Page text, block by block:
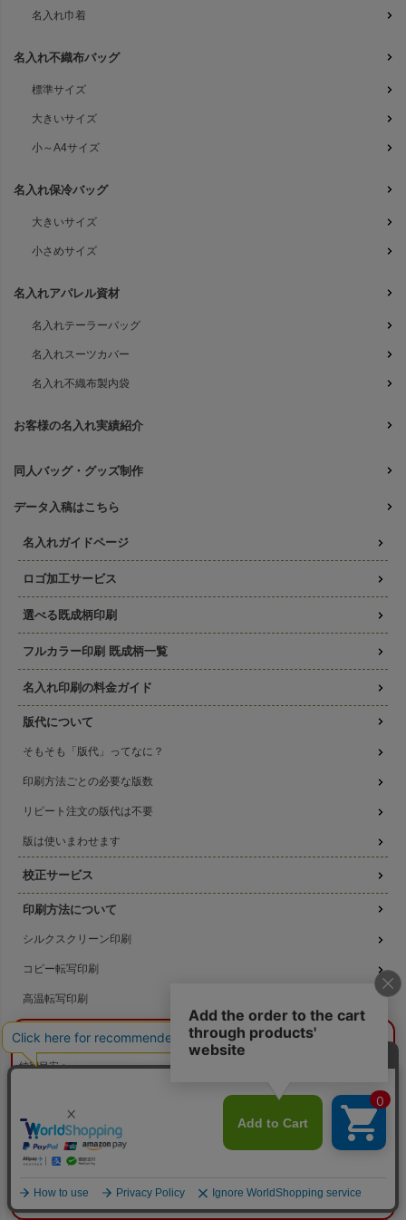
概算合計 ¥0 閉じる
納期目安：—
本体色：
選択してください
印刷位置：選択してください
印刷色：—
本体代：¥0
印刷代：¥0
名入れ巾着
名入れ不織布バッグ
標準サイズ
大きいサイズ
小～A4サイズ
名入れ保冷バッグ
大きいサイズ
小さめサイズ
名入れアパレル資材
名入れテーラーバッグ
名入れスーツカバー
名入れ不織布製内袋
お客様の名入れ実績紹介
同人バッグ・グッズ制作
データ入稿はこちら
名入れガイドページ
ロゴ加工サービス
選べる既成柄印刷
フルカラー印刷 既成柄一覧
名入れ印刷の料金ガイド
版代について
そもそも「版代」ってなに？
印刷方法ごとの必要な版数
リピート注文の版代は不要
版は使いまわせます
校正サービス
印刷方法について
シルクスクリーン印刷
コピー転写印刷
高温転写印刷
3種類の印刷方法の比較
名入れ注文の流れ
名入れのよくある質問
無料サンプル提供